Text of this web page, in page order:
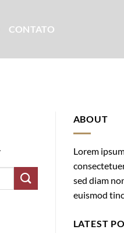
CONTATO
ABOUT
Lorem
sed diam
euismod
LATEST